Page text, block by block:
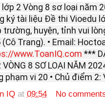
2 Vòng 8 sơ loại năm
ký tài liệu Đề thi Vioedu
huyện, tỉnh vui
Trang). • Email:
www.ToanIQ.com ***
VÒNG 8 SƠ LOẠI NĂM
phạm vi 20 • Chủ điểm
IQ at 09:54
No